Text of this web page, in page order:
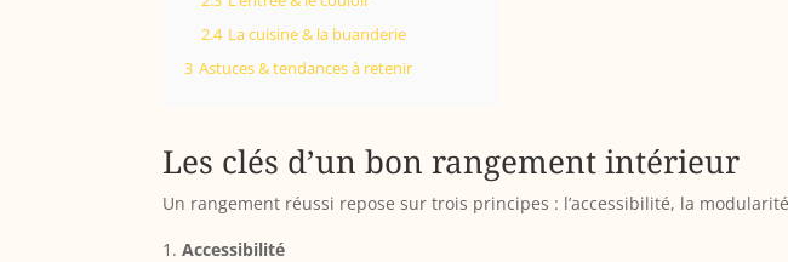
2.4 La cuisine & la buanderie
3 Astuces & tendances à retenir
Les clés d’un bon rangement intérieur
Un rangement réussi repose sur trois principes : l’accessibilité, la
Accessibilité